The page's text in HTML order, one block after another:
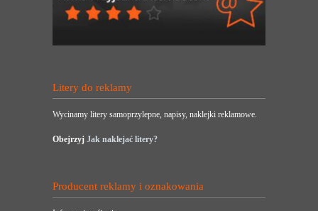
Litery do reklamy
Wycinamy litery samoprzylepne, napisy, naklejki reklamowe.
Obejrzyj Jak naklejać litery?
Producent reklamy i oznakowania